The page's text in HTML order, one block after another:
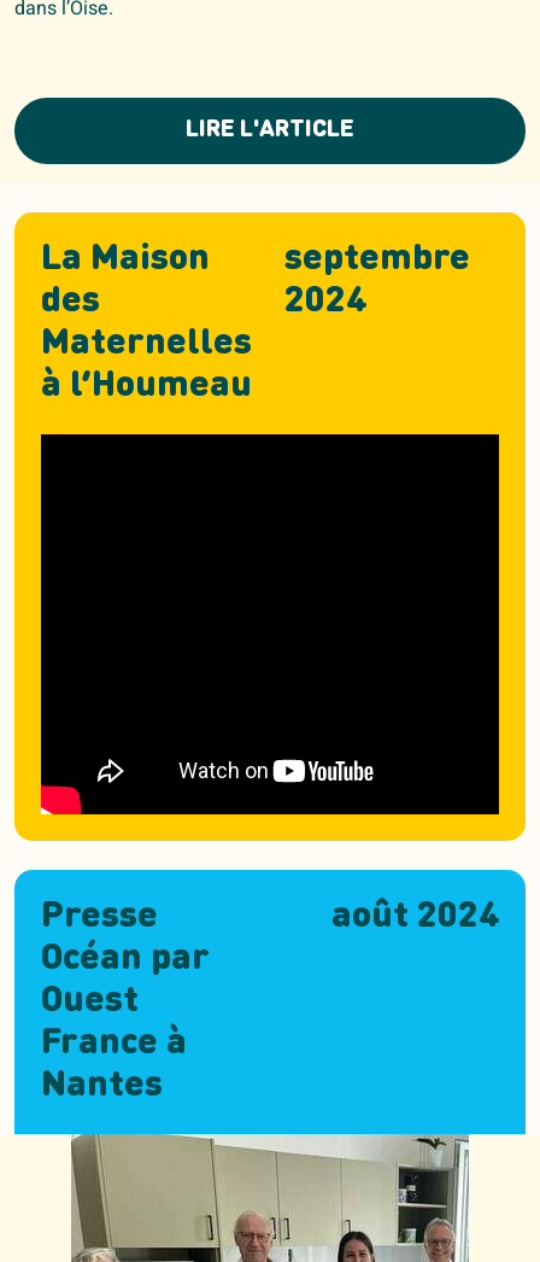
dans l’Oise.
LIRE L'ARTICLE
La Maison
des
Maternelles
à l’Houmeau
septembre
2024
Presse
Océan par
Ouest
France à
Nantes
août 2024